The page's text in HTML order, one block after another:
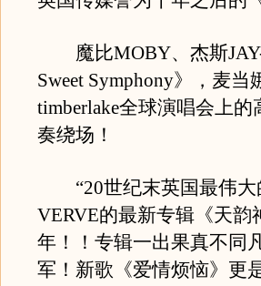
魔比MOBY、杰斯JAY-
Sweet Symphony》，麦当
timberlake全球演唱会上
奏绕场！
“20世纪末英国最伟大
VERVE的最新专辑《天
年！！专辑一出果真不同
军！新歌《爱情烦恼》更